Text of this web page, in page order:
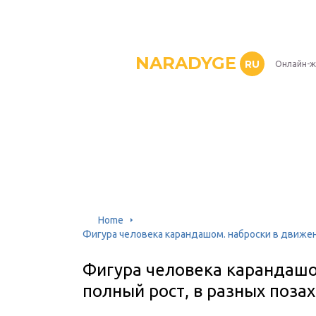
NARADYGE RU Онлайн-
Home
Фигура человека карандашом. наброски в
Фигура человека
полный рост, в разных